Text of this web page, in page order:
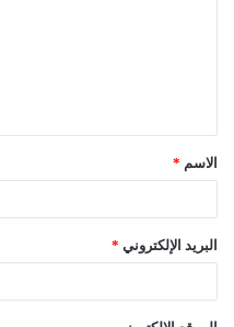
ق
*الاسم *
البريد الإلكتروني *